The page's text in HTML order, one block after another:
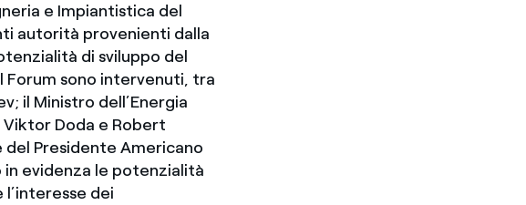
e Impiantistica del
autorità provenienti dalla
di sviluppo del
Forum sono intervenuti, tra
il Ministro dell’Energia
Viktor Doda e Robert
del Presidente Americano
in evidenza le potenzialità
dei